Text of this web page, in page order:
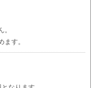
す。